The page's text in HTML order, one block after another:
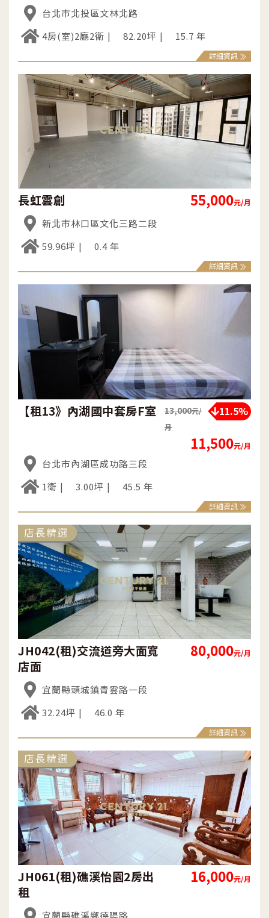
台北市北投區文林北路
4房(室)2廳2衛
82.20坪 15.7 年
詳細資訊
長虹雲創 55,000元/月
新北市林口區文化三路二段
59.96坪
0.4 年
詳細資訊
【租13》內湖國中套房F室 13,000元/
月
11.5%
11,500元/月
台北市內湖區成功路三段
1衛
3.00坪 45.5 年
詳細資訊
JH042(租)交流道旁大面寬
店面
80,000元/月
宜蘭縣頭城鎮青雲路一段
32.24坪
46.0 年
詳細資訊
JH061(租)礁溪怡園2房出
租
16,000元/月